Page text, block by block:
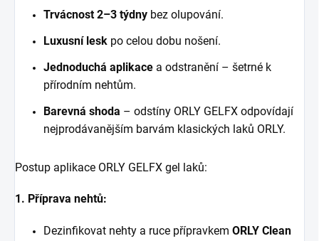
Trvácnost2–3 týdny bez olupování.
Luxusní lesk po celou dobu nošení.
Jednoduchá aplikace a odstranění – šetrné k
přírodním nehtům.
Barevná shoda – odstíny ORLY GELFX odpovídají
nejprodávanějším barvám klasických laků ORLY.
Postup aplikace ORLY GELFX gel laků:
1. Příprava nehtů:
Dezinfikovat nehty a ruce přípravkem ORLY Clean